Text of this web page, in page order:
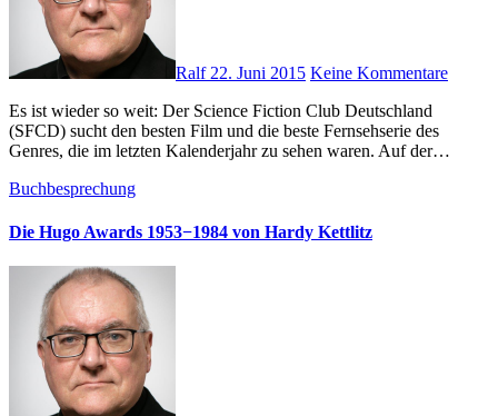
Ralf 22. Juni 2015 Keine Kommentare
Es ist wieder so weit: Der Science Fiction Club Deutschland
(SFCD) sucht den besten Film und die beste Fernsehserie des
Genres, die im letzten Kalenderjahr zu sehen waren. Auf der…
Buchbesprechung
Die Hugo Awards 1953−1984 von Hardy Kettlitz